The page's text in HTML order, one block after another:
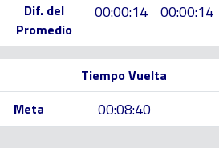
Dif. del
Promedio
00:00:14 00:00:14
Tiempo Vuelta
Meta
00:08:40